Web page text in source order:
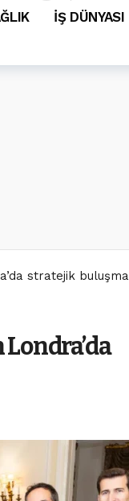
İŞ DÜNYASI
stratejik buluşma